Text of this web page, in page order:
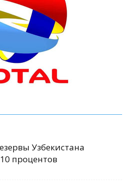
Узбекистана
процентов